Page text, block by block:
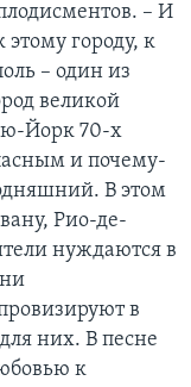
– И
городу, к
– один из
великой
Йорк 70-х
и почему-
В этом
Рио-де-
нуждаются в
в
них. В песне
к